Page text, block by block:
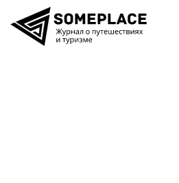
Перейти к содержимому